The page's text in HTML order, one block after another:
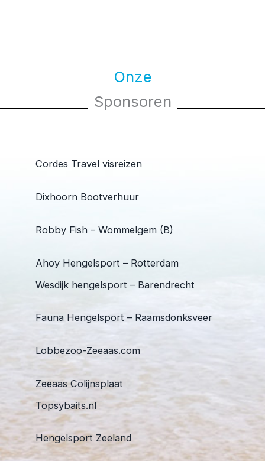
Onze
Sponsoren
Cordes Travel visreizen
Dixhoorn Bootverhuur
Robby Fish – Wommelgem (B)
Ahoy Hengelsport – Rotterdam
Wesdijk hengelsport – Barendrecht
Fauna Hengelsport – Raamsdonksveer
Lobbezoo-Zeeaas.com
Zeeaas Colijnsplaat
Topsybaits.nl
Hengelsport Zeeland